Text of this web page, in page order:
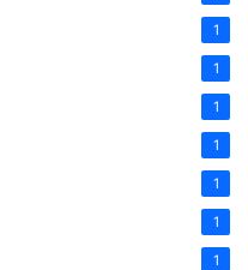
1
1
1
1
1
1
1